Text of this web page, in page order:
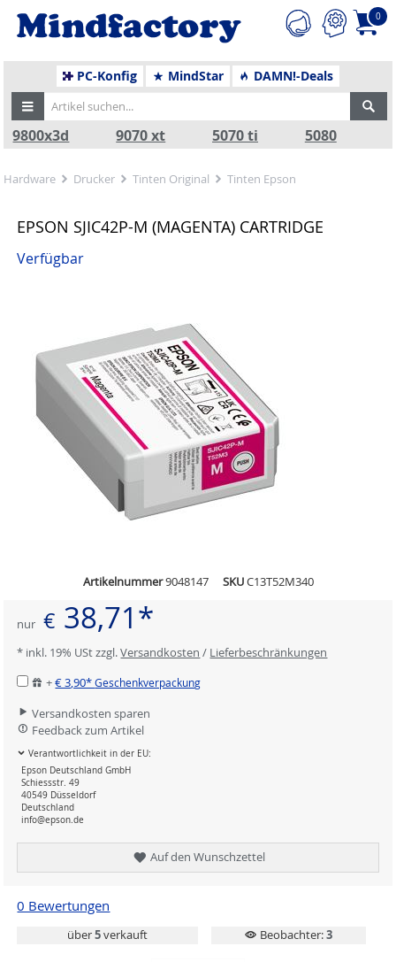
0
PC-Konfig MindStar DAMN!-Deals
9800x3d 9070 xt 5070 ti 5080
Hardware Drucker Tinten Original Tinten Epson
EPSON SJIC42P-M (MAGENTA) CARTRIDGE
Verfügbar
Artikelnummer9048147 SKUC13T52M340
nur € 38,71*
* inkl. 19% USt zzgl.Versandkosten / Lieferbeschränkungen
+€ 3,90*Geschenkverpackung
Versandkosten sparen
Feedback zum Artikel
Verantwortlichkeit in der EU:
Epson Deutschland GmbH
Schiessstr. 49
40549 Düsseldorf
Deutschland
info@epson.de
Auf den Wunschzettel
0 Bewertungen
über5verkauft Beobachter:3